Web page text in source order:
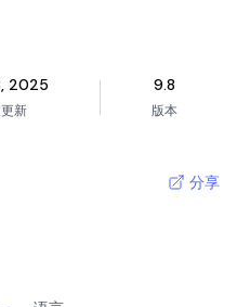
2025
新
9.8
版本
分享